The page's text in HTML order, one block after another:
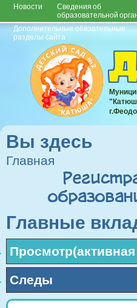
Новости
Сведения об
образовательной
Дополнительные обязательные
разделы сайта
Вы здесь
Главная
Главные
Просмотр
Следы